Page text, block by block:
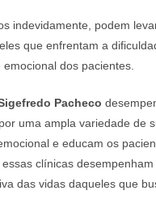
indevidamente, podem
que enfrentam a
dos pacientes.
Pacheco
uma ampla variedade de
e educam os
clínicas
das vidas daqueles que